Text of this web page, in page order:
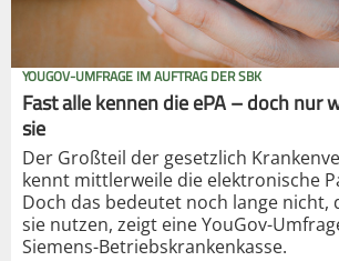
YOUGOV-UMFRAGE IM AUFTRAG DER SBK
Fast alle kennen die ePA – doch nur
sie
Der Großteil der gesetzlich
kennt mittlerweile die elektronische
Doch das bedeutet noch lange nicht,
sie nutzen, zeigt eine YouGov-
Siemens-Betriebskrankenkasse.